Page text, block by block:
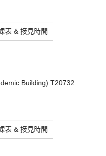
表 & 接見時間
Building) T20732
表 & 接見時間